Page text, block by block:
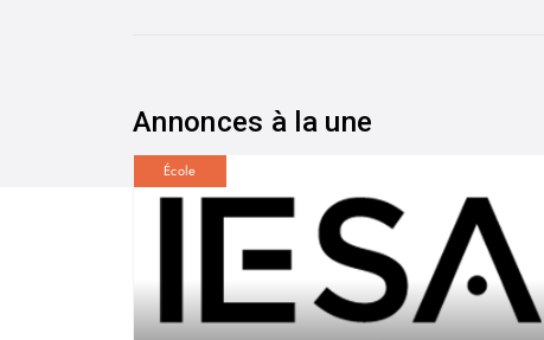
Annonces à la une
École